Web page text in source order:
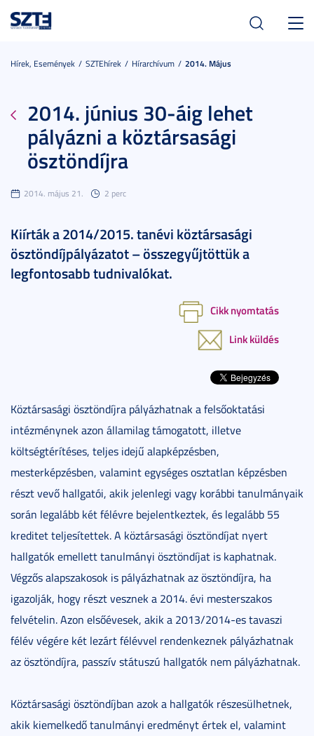
Hírek, Események SZTEhírek Hírarchívum 2014. Május
2014. június 30-áig lehet
pályázni a köztársasági
ösztöndíjra
2014. május 21. 2 perc
Kiírták a 2014/2015. tanévi köztársasági
ösztöndíjpályázatot – összegyűjtöttük a
legfontosabb tudnivalókat.
Cikk nyomtatás
Link küldés
Köztársasági ösztöndíjra pályázhatnak a felsőoktatási
intézménynek azon államilag támogatott, illetve
költségtérítéses, teljes idejű alapképzésben,
mesterképzésben, valamint egységes osztatlan képzésben
részt vevő hallgatói, akik jelenlegi vagy korábbi tanulmányaik
során legalább két félévre bejelentkeztek, és legalább 55
kreditet teljesítettek. A köztársasági ösztöndíjat nyert
hallgatók emellett tanulmányi ösztöndíjat is kaphatnak.
Végzős alapszakosok is pályázhatnak az ösztöndíjra, ha
igazolják, hogy részt vesznek a 2014. évi mesterszakos
felvételin. Azon elsőévesek, akik a 2013/2014-es tavaszi
félév végére két lezárt félévvel rendenkeznek pályázhatnak
az ösztöndíjra, passzív státuszú hallgatók nem pályázhatnak.
Köztársasági ösztöndíjban azok a hallgatók részesülhetnek,
akik kiemelkedő tanulmányi eredményt értek el, valamint